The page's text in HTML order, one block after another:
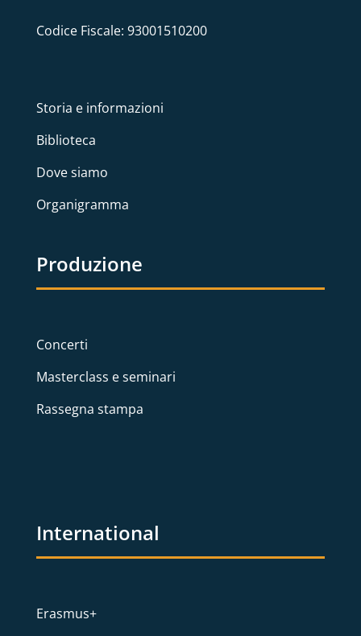
Codice Fiscale: 93001510200
Storia e informazioni
Biblioteca
Dove siamo
Organigramma
Produzione
Concerti
Masterclass e seminari
Rassegna stampa
International
Erasmus+